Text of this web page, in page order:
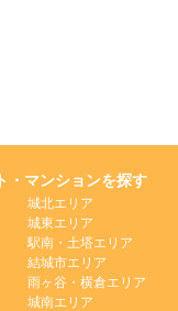
・マンションを探す
城北エリア
城東エリア
駅南・土塔エリア
結城市エリア
雨ヶ谷・横倉エリア
城南エリア